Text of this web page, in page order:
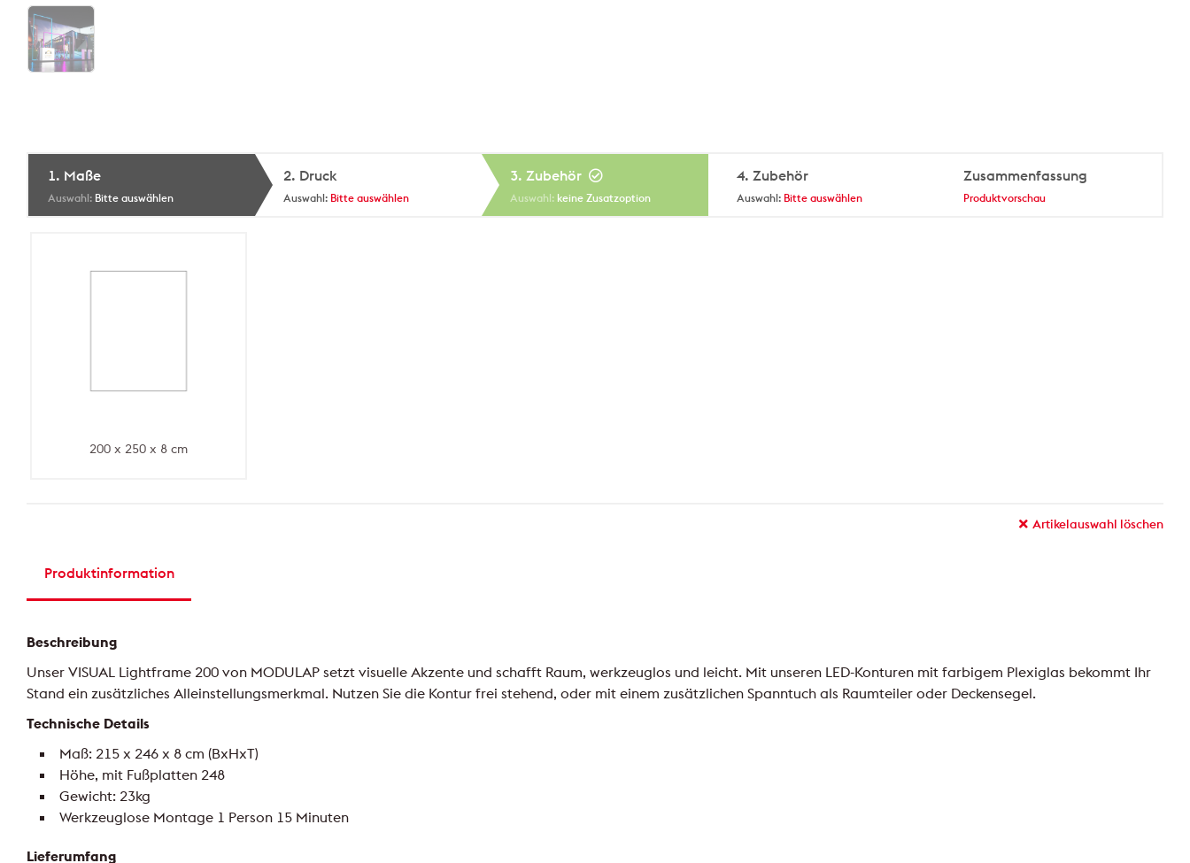
1. Maße
Bitte auswählen
2. Druck
Bitte auswählen
3. Zubehör
keine Zusatzoption
4. Zubehör
Bitte auswählen
Zusammenfassung
Produktvorschau
200 x 250 x 8 cm
Artikelauswahl löschen
Produktinformation
Beschreibung
Unser VISUAL Lightframe 200 von MODULAP setzt visuelle Akzente und schafft Raum, werkzeuglos und leicht. Mit unseren LED-Konturen mit farbigem Plexiglas bekommt Ihr
Stand ein zusätzliches Alleinstellungsmerkmal. Nutzen Sie die Kontur frei stehend, oder mit einem zusätzlichen Spanntuch als Raumteiler oder Deckensegel.
Technische Details
Maß: 215 x 246 x 8 cm (BxHxT)
Höhe, mit Fußplatten 248
Gewicht: 23kg
Werkzeuglose Montage 1 Person 15 Minuten
Lieferumfang